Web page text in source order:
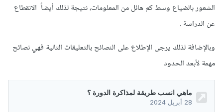
الشعور بالضياع وسط كم هائل من المعلومات، نتيجة لذلك أيضاً الانقطاع
عن الدراسة .
وبالإضافة لذلك يرجى الإطلاع على النصائح بالتعليقات التالية فهي نصائح
مهمة لأبعد الحدود